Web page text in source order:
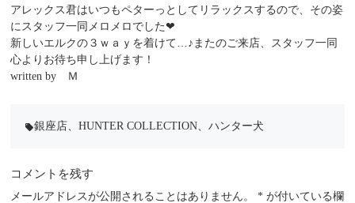
アレックス君はいつもペターっとしてリラックスするので、その姿
にスタッフ一同メロメロでした❤
新しいエルクの３ｗａｙを着けて…♪またのご来店、スタッフ一同
心よりお待ち申し上げます！
written by Ｍ
local_offer銀座店 、HUNTER COLLECTION 、ハンター犬
コメントを残す
メールアドレスが公開されることはありません。 * が付いている欄